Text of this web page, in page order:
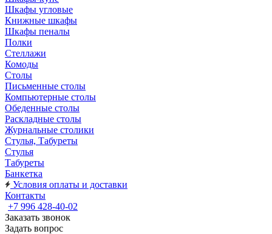
Шкафы угловые
Книжные шкафы
Шкафы пеналы
Полки
Стеллажи
Комоды
Столы
Письменные столы
Компьютерные столы
Обеденные столы
Раскладные столы
Журнальные столики
Стулья, Табуреты
Стулья
Табуреты
Банкетка
Условия оплаты и доставки
Контакты
+7 996 428-40-02
Заказать звонок
Задать вопрос